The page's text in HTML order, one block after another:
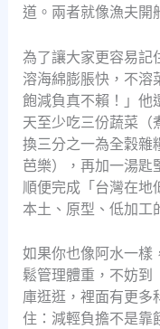
道。兩者就像漁夫開
為了讓大家更容易記
溶海綿膨脹快，不溶
飽減負真不賴！」他
天至少吃三份蔬菜（
換三分之一為全穀雜
芭樂），再加一湯匙
順便完成「台灣在
本土、原型、低加工
如果你也像阿水一樣
鬆管理體重，不妨到
庫逛逛，裡面有更多
住：減輕負擔不是靠